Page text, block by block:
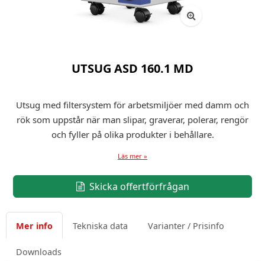
UTSUG ASD 160.1 MD
Utsug med filtersystem för arbetsmiljöer med damm och
rök som uppstår när man slipar, graverar, polerar, rengör
och fyller på olika produkter i behållare.
Läs mer »
Skicka offertförfrågan
Mer info Tekniska data Varianter / Prisinfo
Downloads